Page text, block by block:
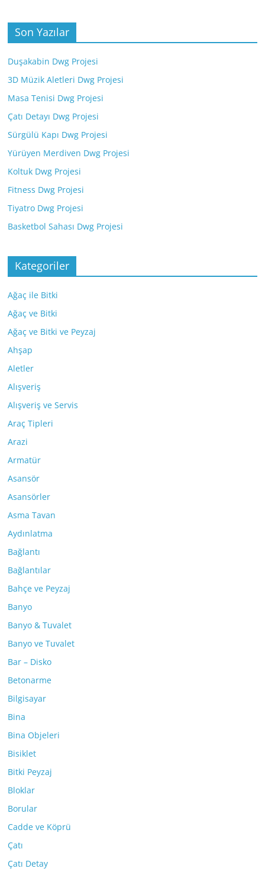
Son Yazılar
Duşakabin Dwg Projesi
3D Müzik Aletleri Dwg Projesi
Masa Tenisi Dwg Projesi
Çatı Detayı Dwg Projesi
Sürgülü Kapı Dwg Projesi
Yürüyen Merdiven Dwg Projesi
Koltuk Dwg Projesi
Fitness Dwg Projesi
Tiyatro Dwg Projesi
Basketbol Sahası Dwg Projesi
Kategoriler
Ağaç ile Bitki
Ağaç ve Bitki
Ağaç ve Bitki ve Peyzaj
Ahşap
Aletler
Alışveriş
Alışveriş ve Servis
Araç Tipleri
Arazi
Armatür
Asansör
Asansörler
Asma Tavan
Aydınlatma
Bağlantı
Bağlantılar
Bahçe ve Peyzaj
Banyo
Banyo & Tuvalet
Banyo ve Tuvalet
Bar – Disko
Betonarme
Bilgisayar
Bina
Bina Objeleri
Bisiklet
Bitki Peyzaj
Bloklar
Borular
Cadde ve Köprü
Çatı
Çatı Detay